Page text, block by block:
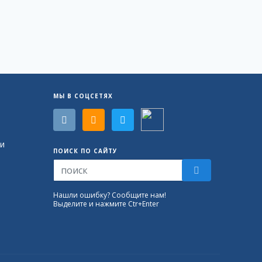
МЫ В СОЦСЕТЯХ
ПОИСК ПО САЙТУ
Нашли ошибку? Сообщите нам!
Выделите и нажмите Ctr+Enter